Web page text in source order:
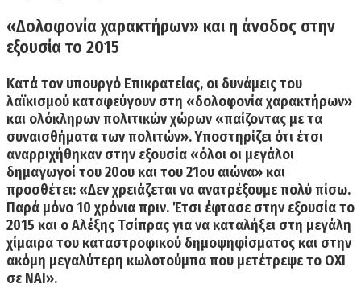
«Δολοφονία χαρακτήρων» και η άνοδος στην
εξουσία το 2015
Κατά τον υπουργό Επικρατείας, οι δυνάμεις του
λαϊκισμού καταφεύγουν στη «δολοφονία χαρακτήρων»
και ολόκληρων πολιτικών χώρων «παίζοντας με τα
συναισθήματα των πολιτών». Υποστηρίζει ότι έτσι
αναρριχήθηκαν στην εξουσία «όλοι οι μεγάλοι
δημαγωγοί του 20ου και του 21ου αιώνα» και
προσθέτει: «Δεν χρειάζεται να ανατρέξουμε πολύ πίσω.
Παρά μόνο 10 χρόνια πριν. Έτσι έφτασε στην εξουσία το
2015 και ο Αλέξης Τσίπρας για να καταλήξει στη μεγάλη
χίμαιρα του καταστροφικού δημοψηφίσματος και στην
ακόμη μεγαλύτερη κωλοτούμπα που μετέτρεψε το ΟΧΙ
σε ΝΑΙ».